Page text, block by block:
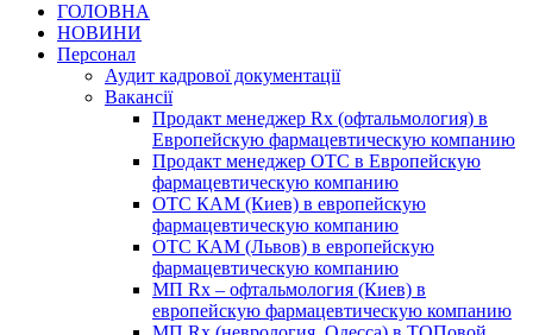
ГОЛОВНА
НОВИНИ
Персонал
Аудит кадрової документації
Вакансії
Продакт менеджер Rx (офтальмология) в
Европейскую фармацевтическую компанию
Продакт менеджер ОТС в Европейскую
фармацевтическую компанию
ОТС КАМ (Киев) в европейскую
фармацевтическую компанию
ОТС КАМ (Львов) в европейскую
фармацевтическую компанию
МП Rx – офтальмология (Киев) в
европейскую фармацевтическую компанию